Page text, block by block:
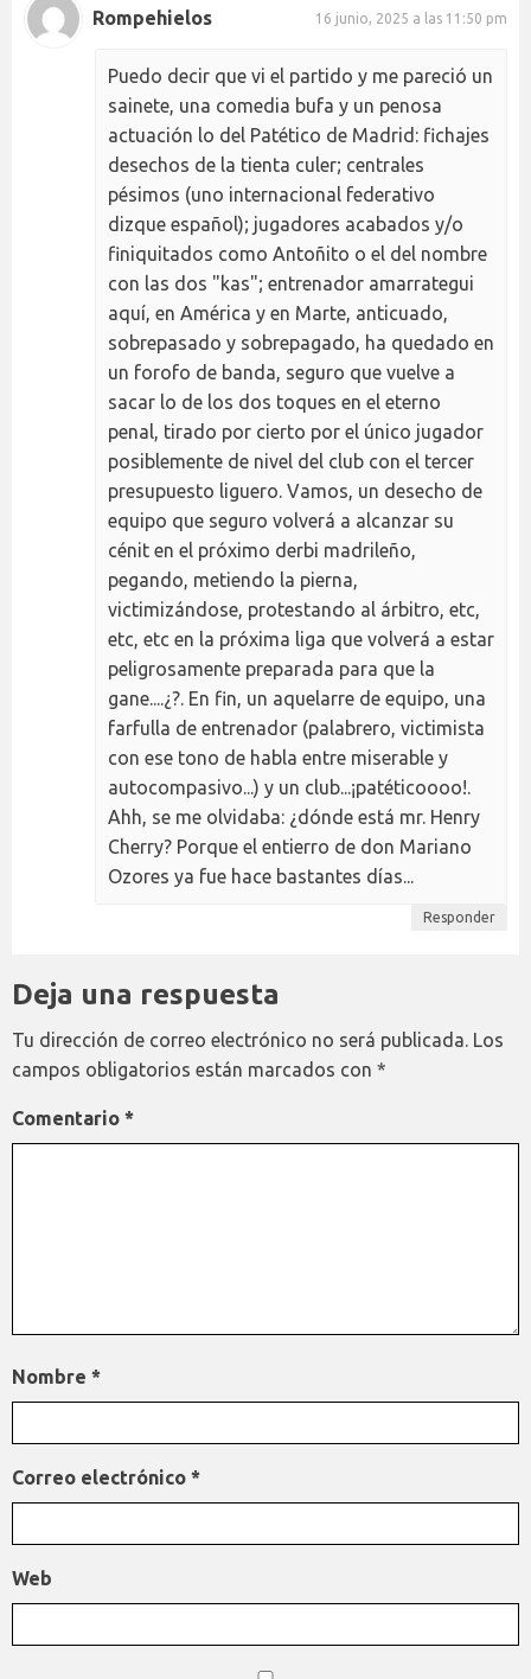
Rompehielos 16 junio, 2025 a las 11:50 pm
Puedo decir que vi el partido y me pareció un
sainete, una comedia bufa y un penosa
actuación lo del Patético de Madrid: fichajes
desechos de la tienta culer; centrales
pésimos (uno internacional federativo
dizque español); jugadores acabados y/o
finiquitados como Antoñito o el del nombre
con las dos "kas"; entrenador amarrategui
aquí, en América y en Marte, anticuado,
sobrepasado y sobrepagado, ha quedado en
un forofo de banda, seguro que vuelve a
sacar lo de los dos toques en el eterno
penal, tirado por cierto por el único jugador
posiblemente de nivel del club con el tercer
presupuesto liguero. Vamos, un desecho de
equipo que seguro volverá a alcanzar su
cénit en el próximo derbi madrileño,
pegando, metiendo la pierna,
victimizándose, protestando al árbitro, etc,
etc, etc en la próxima liga que volverá a estar
peligrosamente preparada para que la
gane....¿?. En fin, un aquelarre de equipo, una
farfulla de entrenador (palabrero, victimista
con ese tono de habla entre miserable y
autocompasivo...) y un club...¡patéticoooo!.
Ahh, se me olvidaba: ¿dónde está mr. Henry
Cherry? Porque el entierro de don Mariano
Ozores ya fue hace bastantes días...
Responder
Deja una respuesta
Tu dirección de correo electrónico no será publicada. Los
campos obligatorios están marcados con *
Comentario *
Nombre *
Correo electrónico *
Web